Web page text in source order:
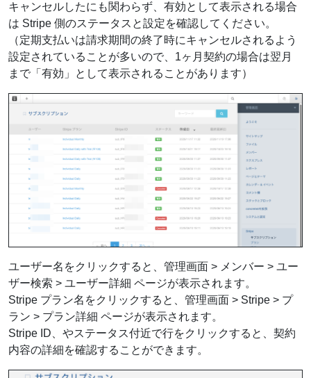
キャンセルしたにも関わらず、有効として表示される場合
は Stripe 側のステータスと設定を確認してください。
（定期支払いは請求期間の終了時にキャンセルされるよう
設定されていることが多いので、1ヶ月契約の場合は翌月
まで「有効」として表示されることがあります）
ユーザー名をクリックすると、管理画面 > メンバー > ユー
ザー検索 > ユーザー詳細 ページが表示されます。
Stripe プラン名をクリックすると、管理画面 > Stripe > プ
ラン > プラン詳細 ページが表示されます。
Stripe ID、やステータス付近で行をクリックすると、契約
内容の詳細を確認することができます。